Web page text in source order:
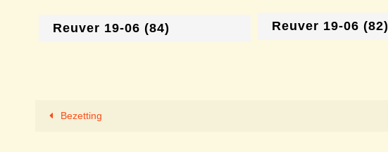
Reuver 19-06 (84) Reuver 19-06 (82)
Bezetting